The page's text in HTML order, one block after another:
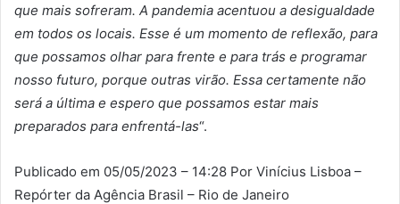
que mais sofreram. A pandemia acentuou a desigualdade
em todos os locais. Esse é um momento de reflexão, para
que possamos olhar para frente e para trás e programar
nosso futuro, porque outras virão. Essa certamente não
será a última e espero que possamos estar mais
preparados para enfrentá-las“.
Publicado em 05/05/2023 – 14:28 Por Vinícius Lisboa –
Repórter da Agência Brasil – Rio de Janeiro